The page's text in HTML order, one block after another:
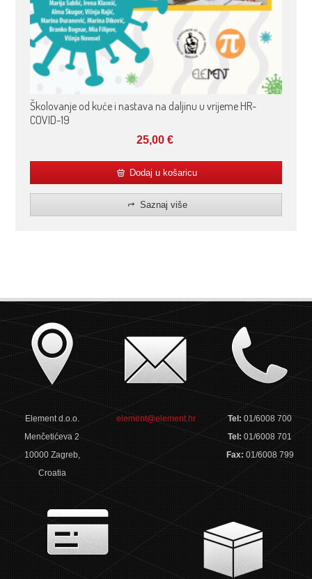
Školovanje od kuće i nastava na daljinu u vrijeme HR-
COVID-19
25,00 €
Dodaj u košaricu
Saznaj više
Element d.o.o.
Menčetićeva 2
10000 Zagreb,
Croatia
element@element.hr Tel:01/6008 700
Tel:01/6008 701
Fax: 01/6008 799